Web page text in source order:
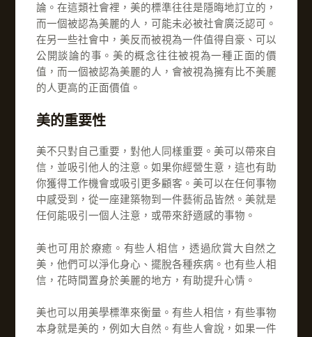
論。在這類社會裡，美的標準往往是隱晦地訂立的，
而一個被認為美麗的人，可能未必被社會廣泛認可。
在另一些社會中，美反而被視為一件值得自豪、可以
公開談論的事。美的概念往往被視為一種正面的價
值，而一個被認為美麗的人，會被視為擁有比不美麗
的人更高的正面價值。
美的重要性
美不只對自己重要，對他人同樣重要。美可以帶來自
信，並吸引他人的注意。如果你經營生意，這也有助
你獲得工作機會或吸引更多顧客。美可以在任何事物
中感受到，從一座建築物到一件藝術品皆然。美就是
任何能吸引一個人注意，或帶來舒適感的事物。
美也可用於療癒。有些人相信，透過欣賞大自然之
美，他們可以淨化身心、擺脫各種疾病。也有些人相
信，花時間置身於美麗的地方，有助提升心情。
美也可以用美學標準來衡量。有些人相信，有些事物
本身就是美的，例如大自然。有些人會說，如果一件